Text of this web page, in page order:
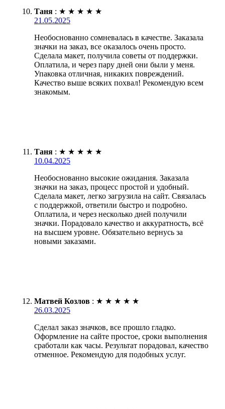
Таня : ★ ★ ★ ★ ★
21.05.2025
Необоснованно сомневалась в качестве. Заказала
значки на заказ, все оказалось очень просто.
Сделала макет, получила советы от поддержки.
Оплатила, и через пару дней они были у меня.
Упаковка отличная, никаких повреждений.
Качество выше всяких похвал! Рекомендую всем
знакомым.
Таня : ★ ★ ★ ★ ★
10.04.2025
Необоснованно высокие ожидания. Заказала
значки на заказ, процесс простой и удобный.
Сделала макет, легко загрузила на сайт. Связалась
с поддержкой, ответили быстро и подробно.
Оплатила, и через несколько дней получили
значки. Порадовало качество и аккуратность, всё
на высшем уровне. Обязательно вернусь за
новыми заказами.
Матвей Козлов : ★ ★ ★ ★ ★
26.03.2025
Сделал заказ значков, все прошло гладко.
Оформление на сайте простое, сроки выполнения
сработали как часы. Результат порадовал, качество
отменное. Рекомендую для подобных услуг.